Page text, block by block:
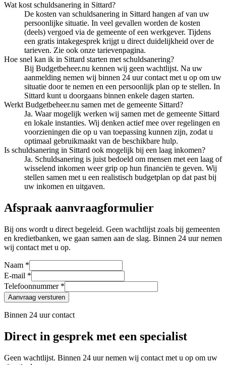
Wat kost schuldsanering in Sittard?
De kosten van schuldsanering in Sittard hangen af van uw
persoonlijke situatie. In veel gevallen worden de kosten
(deels) vergoed via de gemeente of een werkgever. Tijdens
een gratis intakegesprek krijgt u direct duidelijkheid over de
tarieven. Zie ook onze tarievenpagina.
Hoe snel kan ik in Sittard starten met schuldsanering?
Bij Budgetbeheer.nu kennen wij geen wachtlijst. Na uw
aanmelding nemen wij binnen 24 uur contact met u op om uw
situatie door te nemen en een persoonlijk plan op te stellen. In
Sittard kunt u doorgaans binnen enkele dagen starten.
Werkt Budgetbeheer.nu samen met de gemeente Sittard?
Ja. Waar mogelijk werken wij samen met de gemeente Sittard
en lokale instanties. Wij denken actief mee over regelingen en
voorzieningen die op u van toepassing kunnen zijn, zodat u
optimaal gebruikmaakt van de beschikbare hulp.
Is schuldsanering in Sittard ook mogelijk bij een laag inkomen?
Ja. Schuldsanering is juist bedoeld om mensen met een laag of
wisselend inkomen weer grip op hun financiën te geven. Wij
stellen samen met u een realistisch budgetplan op dat past bij
uw inkomen en uitgaven.
Afspraak aanvraagformulier
Bij ons wordt u direct begeleid. Geen wachtlijst zoals bij gemeenten
en kredietbanken, we gaan samen aan de slag. Binnen 24 uur nemen
wij contact met u op.
Naam *
E-mail *
Telefoonnummer *
Aanvraag versturen
Binnen 24 uur contact
Direct in gesprek met een specialist
Geen wachtlijst. Binnen 24 uur nemen wij contact met u op om uw